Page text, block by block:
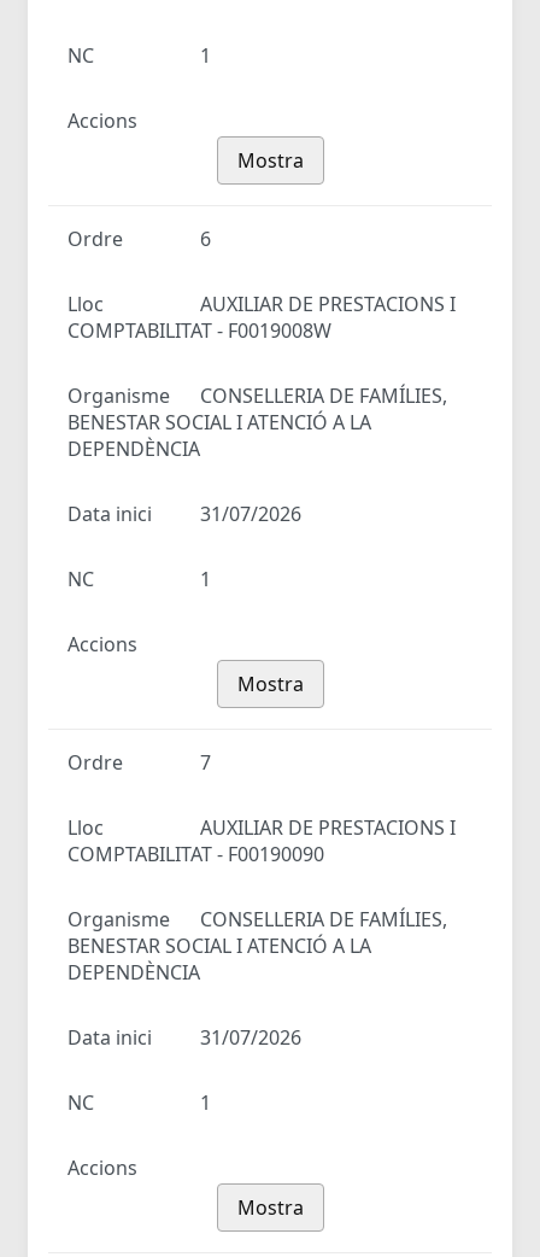
NC 1
Accions
Mostra
Ordre 6
Lloc
AUXILIAR DE PRESTACIONS I
COMPTABILITAT - F0019008W
Organisme
CONSELLERIA DE FAMÍLIES,
BENESTAR SOCIAL I ATENCIÓ A LA
DEPENDÈNCIA
Data inici 31/07/2026
NC 1
Accions
Mostra
Ordre 7
Lloc
AUXILIAR DE PRESTACIONS I
COMPTABILITAT - F00190090
Organisme
CONSELLERIA DE FAMÍLIES,
BENESTAR SOCIAL I ATENCIÓ A LA
DEPENDÈNCIA
Data inici 31/07/2026
NC 1
Accions
Mostra